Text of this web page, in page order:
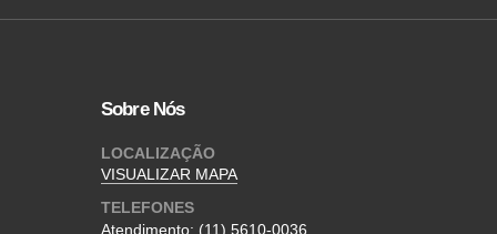
Sobre Nós
LOCALIZAÇÃO
VISUALIZAR MAPA
TELEFONES
Atendimento: (11) 5610-0036